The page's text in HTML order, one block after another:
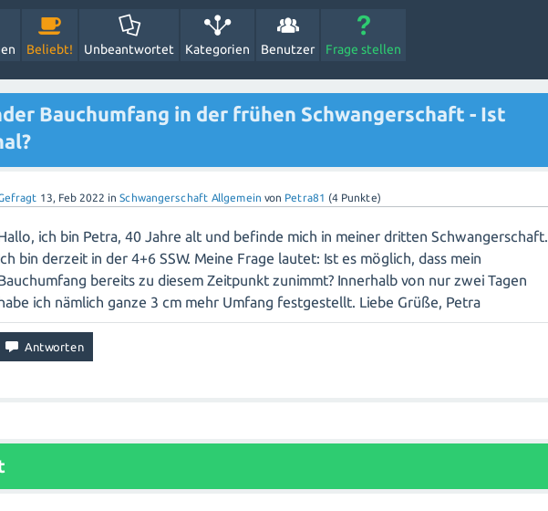
Beliebt! Unbeantwortet Kategorien Benutzer Frage stellen
Bauchumfang in der frühen Schwangerschaft - Ist
13, Feb 2022 in Schwangerschaft Allgemein von Petra81 (4 Punkte)
ich bin Petra, 40 Jahre alt und befinde mich in meiner dritten Schwangerschaft.
bin derzeit in der 4+6 SSW. Meine Frage lautet: Ist es möglich, dass mein
bereits zu diesem Zeitpunkt zunimmt? Innerhalb von nur zwei Tagen
ich nämlich ganze 3 cm mehr Umfang festgestellt. Liebe Grüße, Petra